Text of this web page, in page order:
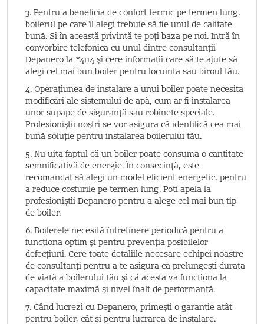
3. Pentru a beneficia de confort termic pe termen lung,
boilerul pe care îl alegi trebuie să fie unul de calitate
bună. Și în această privință te poți baza pe noi. Intră în
convorbire telefonică cu unul dintre consultanții
Depanero la *4114 și cere informații care să te ajute să
alegi cel mai bun boiler pentru locuința sau biroul tău.
4. Operațiunea de instalare a unui boiler poate necesita
modificări ale sistemului de apă, cum ar fi instalarea
unor supape de siguranță sau robinete speciale.
Profesioniștii noștri se vor asigura că identifică cea mai
bună soluție pentru instalarea boilerului tău.
5. Nu uita faptul că un boiler poate consuma o cantitate
semnificativă de energie. În consecință, este
recomandat să alegi un model eficient energetic, pentru
a reduce costurile pe termen lung. Poți apela la
profesioniștii Depanero pentru a alege cel mai bun tip
de boiler.
6. Boilerele necesită întreținere periodică pentru a
funcționa optim și pentru prevenția posibilelor
defecțiuni. Cere toate detaliile necesare echipei noastre
de consultanți pentru a te asigura că prelungești durata
de viată a boilerului tău și că acesta va funcționa la
capacitate maximă și nivel înalt de performanță.
7. Când lucrezi cu Depanero, primești o garanție atât
pentru boiler, cât și pentru lucrarea de instalare.